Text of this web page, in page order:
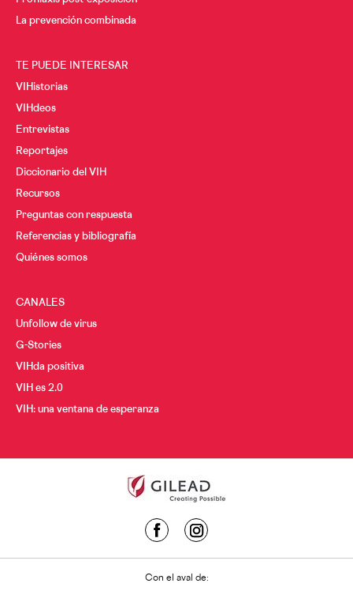
La prevención combinada
TE PUEDE INTERESAR
VIHistorias
VIHdeos
Entrevistas
Reportajes
Diccionario del VIH
Recursos
Preguntas con respuesta
Referencias y bibliografía
Quiénes somos
CANALES
Unfollow de virus
G-Stories
VIHda positiva
VIH es 2.0
VIH: una ventana de esperanza
Con el aval de: